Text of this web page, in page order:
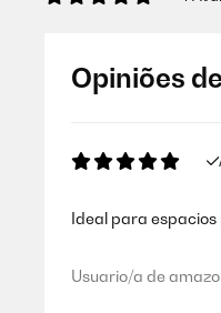
Opiniões
Ideal para
Usuario/a de